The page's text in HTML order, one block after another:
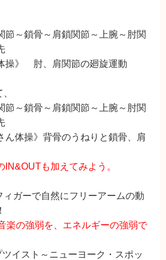
節～鎖骨～肩鎖関節～上腕～肘関
体操》 肘、肩関節の廻旋運動
節～鎖骨～肩鎖関節～上腕～肘関
先
体操》背骨のうねりと鎖骨、肩
IN&OUTも加えてみよう。
ガーで自然にフリーアームの動
楽の強弱を、エネルギーの強弱で
イスト～ニューヨーク・スポッ